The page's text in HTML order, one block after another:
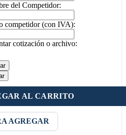
del Competidor:
competidor (con IVA):
cotización o archivo:
AL CARRITO
AGREGAR